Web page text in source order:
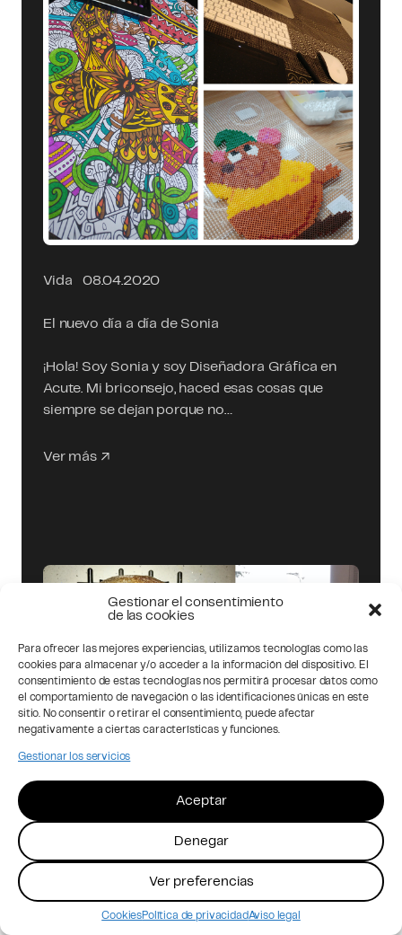
Gestionar el consentimiento
de las cookies
Para ofrecer las mejores experiencias, utilizamos tecnologías como las
cookies para almacenar y/o acceder a la información del dispositivo. El
consentimiento de estas tecnologías nos permitirá procesar datos como
el comportamiento de navegación o las identificaciones únicas en este
sitio. No consentir o retirar el consentimiento, puede afectar
negativamente a ciertas características y funciones.
Gestionar los servicios
Aceptar
Denegar
Ver preferencias
CookiesPolítica de privacidadAviso legal
Vida 08.04.2020
El nuevo día a día de Sonia
¡Hola! Soy Sonia y soy Diseñadora Gráfica en
Acute. Mi briconsejo, haced esas cosas que
siempre se dejan porque no…
Ver más
08.04.2020